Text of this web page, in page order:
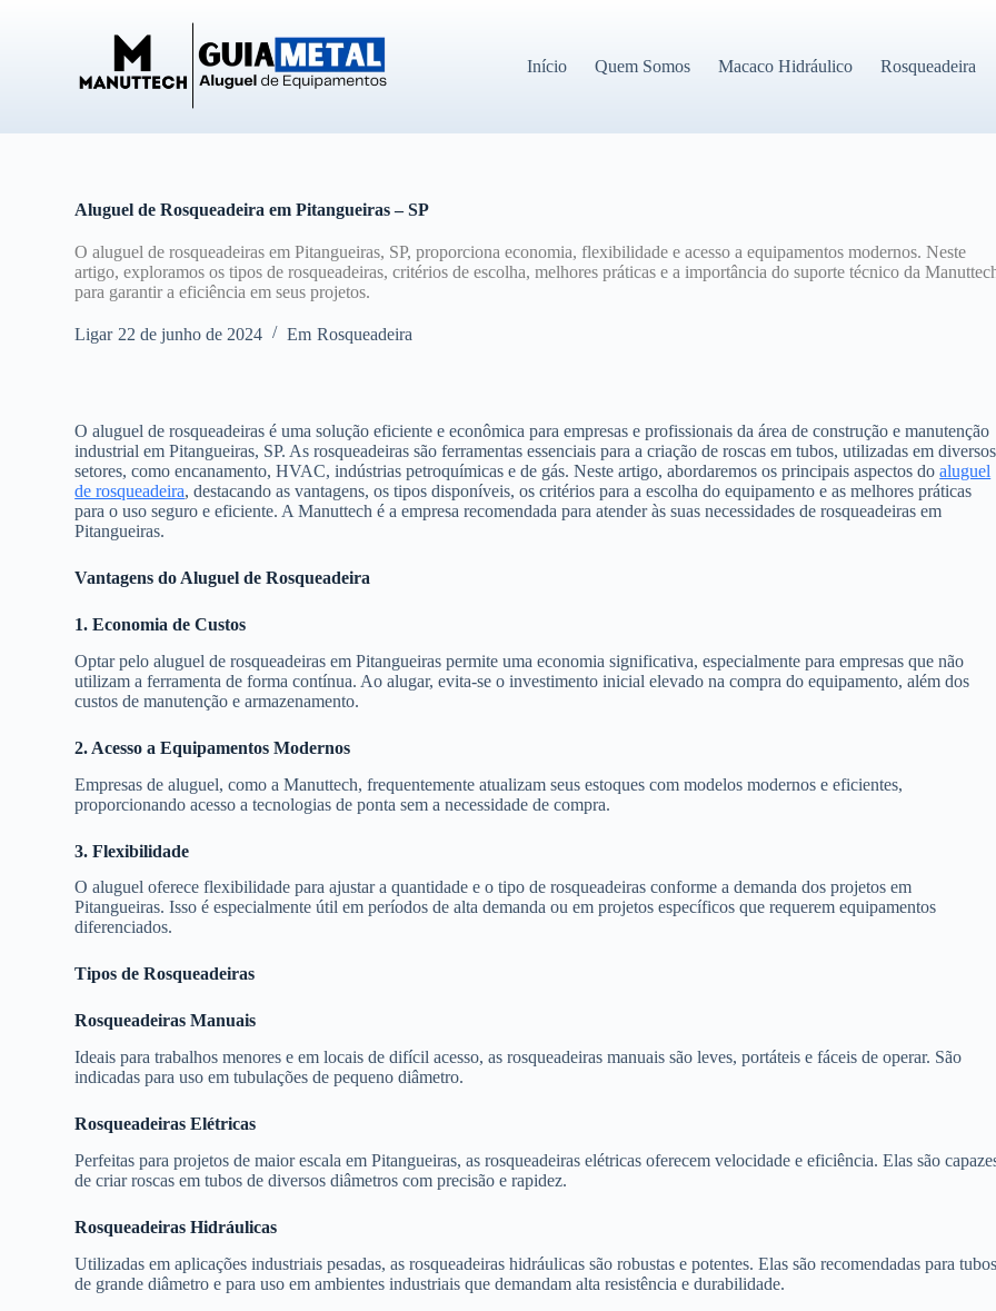
Início Quem Somos Macaco Hidráulico Rosqueadeira
Aluguel de Rosqueadeira em Pitangueiras – SP
O aluguel de rosqueadeiras em Pitangueiras, SP, proporciona economia, flexibilidade e acesso a equipamentos modernos. Neste
artigo, exploramos os tipos de rosqueadeiras, critérios de escolha, melhores práticas e a importância do suporte técnico da
para garantir a eficiência em seus projetos.
Ligar 22 de junho de 2024 Em Rosqueadeira
O aluguel de rosqueadeiras é uma solução eficiente e econômica para empresas e profissionais da área de construção e manutenção
industrial em Pitangueiras, SP. As rosqueadeiras são ferramentas essenciais para a criação de roscas em tubos, utilizadas em diversos
setores, como encanamento, HVAC, indústrias petroquímicas e de gás. Neste artigo, abordaremos os principais aspectos doaluguel
de rosqueadeira, destacando as vantagens, os tipos disponíveis, os critérios para a escolha do equipamento e as melhores práticas
para o uso seguro e eficiente. A Manuttech é a empresa recomendada para atender às suas necessidades de rosqueadeiras em
Pitangueiras.
Vantagens do Aluguel de Rosqueadeira
1. Economia de Custos
Optar pelo aluguel de rosqueadeiras em Pitangueiras permite uma economia significativa, especialmente para empresas que não
utilizam a ferramenta de forma contínua. Ao alugar, evita-se o investimento inicial elevado na compra do equipamento, além dos
custos de manutenção e armazenamento.
2. Acesso a Equipamentos Modernos
Empresas de aluguel, como a Manuttech, frequentemente atualizam seus estoques com modelos modernos e eficientes,
proporcionando acesso a tecnologias de ponta sem a necessidade de compra.
3. Flexibilidade
O aluguel oferece flexibilidade para ajustar a quantidade e o tipo de rosqueadeiras conforme a demanda dos projetos em
Pitangueiras. Isso é especialmente útil em períodos de alta demanda ou em projetos específicos que requerem equipamentos
diferenciados.
Tipos de Rosqueadeiras
Rosqueadeiras Manuais
Ideais para trabalhos menores e em locais de difícil acesso, as rosqueadeiras manuais são leves, portáteis e fáceis de operar. São
indicadas para uso em tubulações de pequeno diâmetro.
Rosqueadeiras Elétricas
Perfeitas para projetos de maior escala em Pitangueiras, as rosqueadeiras elétricas oferecem velocidade e eficiência. Elas são
de criar roscas em tubos de diversos diâmetros com precisão e rapidez.
Rosqueadeiras Hidráulicas
Utilizadas em aplicações industriais pesadas, as rosqueadeiras hidráulicas são robustas e potentes. Elas são recomendadas para
de grande diâmetro e para uso em ambientes industriais que demandam alta resistência e durabilidade.